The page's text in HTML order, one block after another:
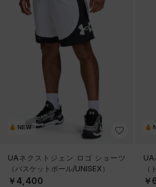
NEW
UAネクストジェン ロゴ ショーツ
（バスケットボール/UNISEX）
￥4,400
UA
（